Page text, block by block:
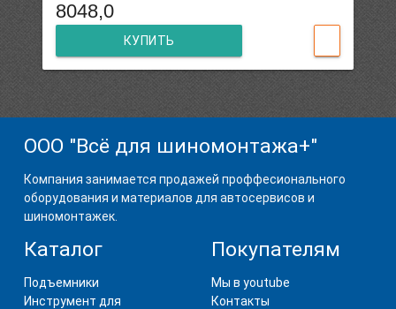
8048,0
КУПИТЬ
ООО "Всё для шиномонтажа+"
Компания занимается продажей проффесионального
оборудования и материалов для автосервисов и
шиномонтажек.
Каталог
Подъемники
Инструмент для
Покупателям
Мы в youtube
Контакты